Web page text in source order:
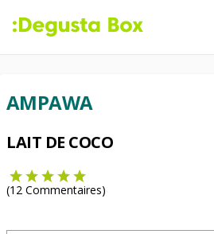
AMPAWA
LAIT DE COCO
(12 Commentaires)